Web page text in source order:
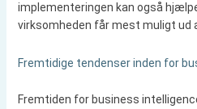
implementeringen kan også
virksomheden får mest muligt ud
Fremtidige tendenser inden for
Fremtiden for business